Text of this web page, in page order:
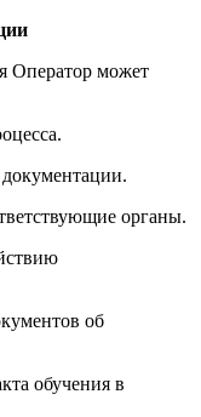
Оператор может
органы.
об
обучения в